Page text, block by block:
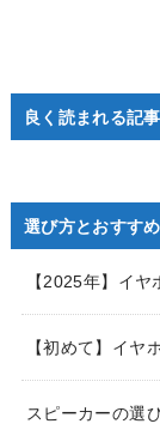
良く読まれる記事
選び方とおすす
【2025年】イ
【初めて】イヤ
スピーカーの選